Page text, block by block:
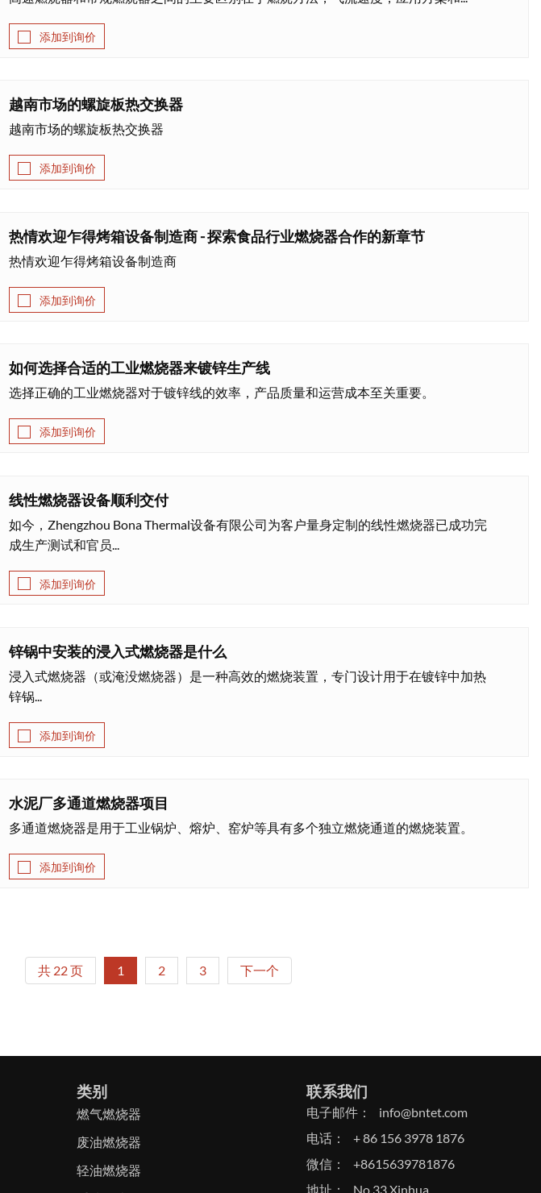
添加到询价
越南市场的螺旋板热交换器
越南市场的螺旋板热交换器
添加到询价
热情欢迎乍得烤箱设备制造商 - 探索食品行业燃烧器合作的新章节
热情欢迎乍得烤箱设备制造商
添加到询价
如何选择合适的工业燃烧器来镀锌生产线
选择正确的工业燃烧器对于镀锌线的效率，产品质量和运营成本至关重要。
添加到询价
线性燃烧器设备顺利交付
如今，Zhengzhou Bona Thermal设备有限公司为客户量身定制的线性燃烧器已成功完
成生产测试和官员...
添加到询价
锌锅中安装的浸入式燃烧器是什么
浸入式燃烧器（或淹没燃烧器）是一种高效的燃烧装置，专门设计用于在镀锌中加热
锌锅...
添加到询价
水泥厂多通道燃烧器项目
多通道燃烧器是用于工业锅炉、熔炉、窑炉等具有多个独立燃烧通道的燃烧装置。
添加到询价
共 22 页 1 2 3 下一个
类别
燃气燃烧器
废油燃烧器
轻油燃烧器
联系我们
电子邮件：
info@bntet.com
电话：
+ 86 156 3978 1876
微信：
+8615639781876
地址：
No.33 Xinhua